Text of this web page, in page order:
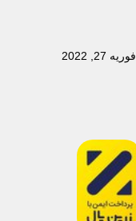
فوریه 27, 2022